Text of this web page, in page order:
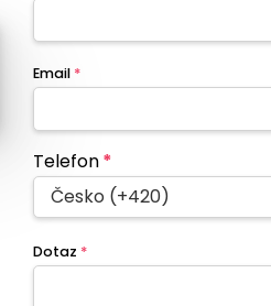
Email *
Telefon*
Česko (+420)
Dotaz *